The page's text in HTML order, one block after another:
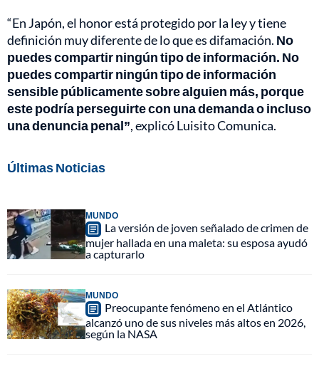
“En Japón, el honor está protegido por la ley y tiene
definición muy diferente de lo que es difamación. No
puedes compartir ningún tipo de información. No
puedes compartir ningún tipo de información
sensible públicamente sobre alguien más, porque
este podría perseguirte con una demanda o incluso
una denuncia penal”, explicó Luisito Comunica.
Últimas Noticias
MUNDO
La versión de joven señalado de crimen de
mujer hallada en una maleta: su esposa ayudó
a capturarlo
MUNDO
Preocupante fenómeno en el Atlántico
alcanzó uno de sus niveles más altos en 2026,
según la NASA